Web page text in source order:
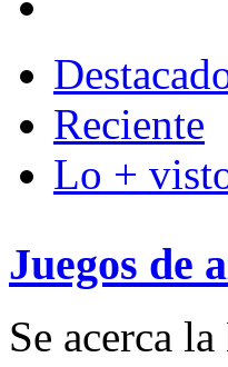
Reciente
Lo +
Juegos de
Se acerca